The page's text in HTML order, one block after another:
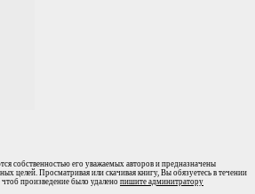
собственностью его уважаемых авторов и предназначены
целей. Просматривая или скачивая книгу, Вы обязуетесь в течении
чтоб произведение было удалено пишите админитратору